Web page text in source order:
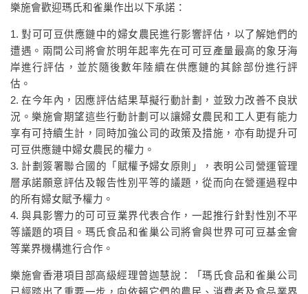
樂施會歡迎瑪氏和雀巢作出以下承諾：
1. 對可可豆供應鏈中的婦女農民進行影響評估，以了解她們的
遭遇。兩間公司將會於明年起率先在可可豆產量最高的象牙海
岸進行評估，並於隨後數年陸續在供應鏈的其餘部份進行評
估。
2. 在今年內，因應評估結果草擬行動計劃，並致力改善不良狀
況。樂施會期望這些行動計劃可以讓婦女農民和工人更有能力
享有可持續生計，同時加強公司的政策及措施，亦有助提升可
可豆供應鏈中婦女農民的權力。
3. 計劃簽署聯合國的「賦權予婦女原則」，表明公司營運管理
層承諾願意評估及報告性別平等的議題，從而向在營運過程中
的所有婦女賦予權力。
4. 與具影響力的可可豆業界代表合作，一起推行針對性別不平
等議題的項目。瑪氏食品和雀巢公司將會與世界可可豆基金會
等業界機構進行合作。
樂施會香港項目部高級經理曾迦慧說：「瑪氏食品和雀巢公司
已經踏出了重要一步，向依賴它們的農民、消費者及食品業界